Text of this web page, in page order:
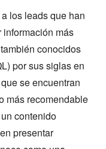
los leads que han
más
conocidos
por sus siglas en
se encuentran
más recomendable
contenido
presentar